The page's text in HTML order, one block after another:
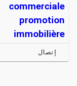
commerciale
promotion
immobilière
إتصال